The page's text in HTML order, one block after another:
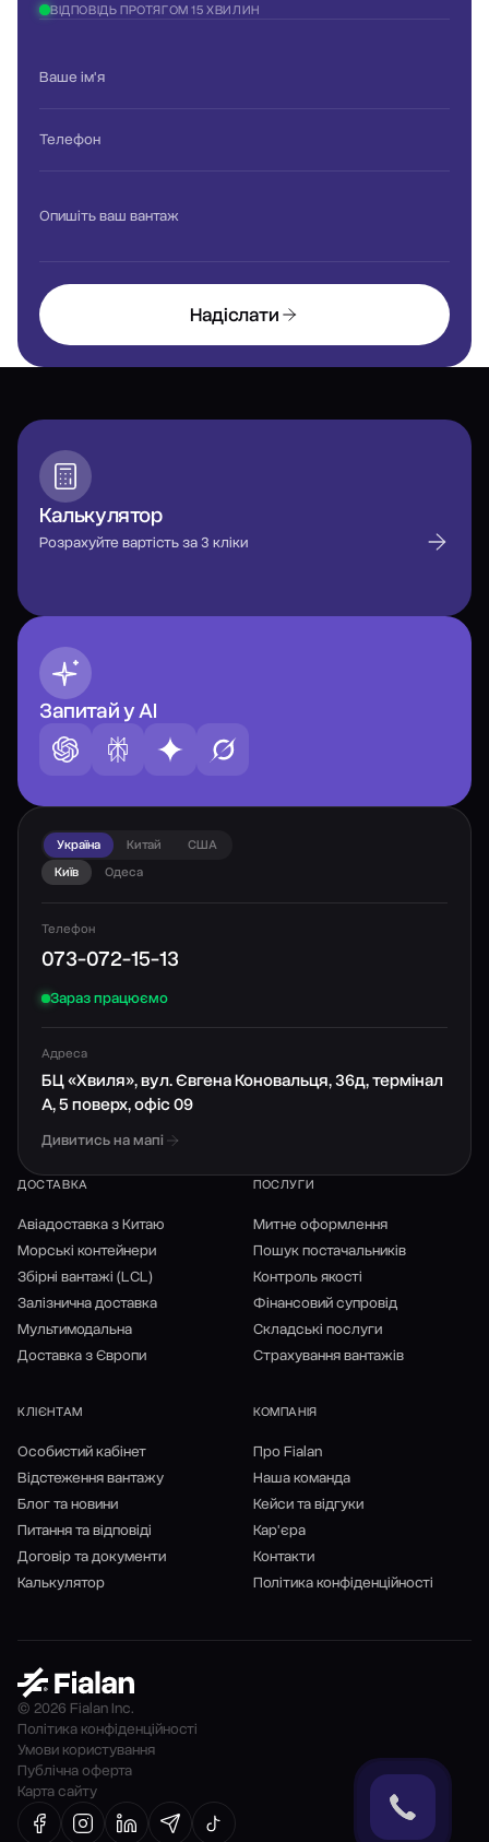
ВІДПОВІДЬ ПРОТЯГОМ 15 ХВИЛИН
Ваше ім'я
Телефон
Опишіть ваш вантаж
Надіслати
Калькулятор
Розрахуйте вартість за 3 кліки
Запитай у AI
Україна Китай
США
Київ
Одеса
Телефон
073-072-15-13
Зараз працюємо
Адреса
БЦ «Хвиля», вул. Євгена Коновальця, 36д, термінал
А, 5 поверх, офіс 09
Дивитись на мапі
ДОСТАВКА
Авіадоставка з Китаю
Морські контейнери
Збірні вантажі (LCL)
Залізнична доставка
Мультимодальна
Доставка з Європи
ПОСЛУГИ
Митне оформлення
Пошук постачальників
Контроль якості
Фінансовий супровід
Складські послуги
Страхування вантажів
КЛІЄНТАМ
Особистий кабінет
Відстеження вантажу
Блог та новини
Питання та відповіді
Договір та документи
Калькулятор
КОМПАНІЯ
Про Fialan
Наша команда
Кейси та відгуки
Кар'єра
Контакти
Політика конфіденційності
© 2026 Fialan Inc.
Політика конфіденційності
Умови користування
Публічна оферта
Карта сайту